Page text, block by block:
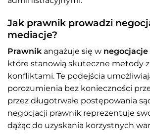
Jak prawnik prowadzi
mediacje?
Prawnik angażuje się w negocjacje
które stanowią skuteczne metody
konfliktami. Te podejścia
porozumienia bez konieczności
przez długotrwałe postępowania
negocjacji prawnik reprezentuje
dążąc do uzyskania korzystnych